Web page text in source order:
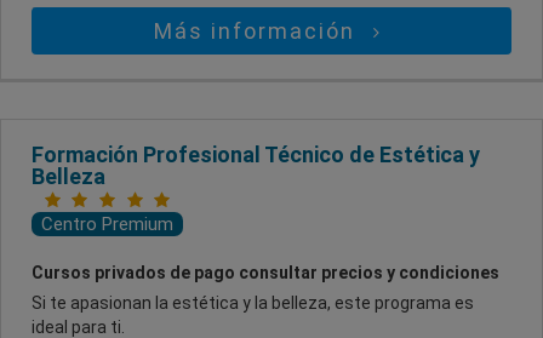
Más información
Formación Profesional Técnico de Estética y
Belleza
Centro Premium
Cursos privados de pago consultar precios y condiciones
Si te apasionan la estética y la belleza, este programa es
ideal para ti.